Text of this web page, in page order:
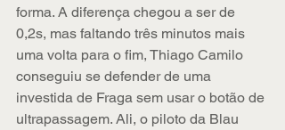
forma. A diferença chegou a ser de
0,2s, mas faltando três minutos mais
uma volta para o fim, Thiago Camilo
conseguiu se defender de uma
investida de Fraga sem usar o botão de
ultrapassagem. Ali, o piloto da Blau